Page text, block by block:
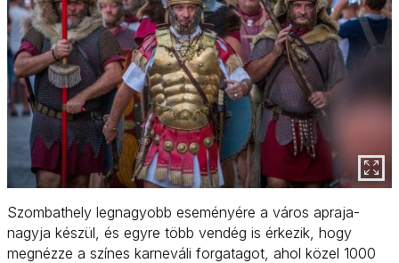
Szombathely legnagyobb eseményére a város apraja-
nagyja készül, és egyre több vendég is érkezik, hogy
megnézze a színes karneváli forgatagot, ahol közel 1000